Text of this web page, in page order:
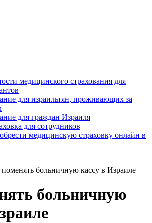
медицинского страхования для
для израильтян, проживающих за
для граждан Израиля
для сотрудников
медицинскую страховку онлайн в
больничную кассу в Израиле
больничную